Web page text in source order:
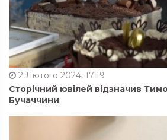
2 Лютого 2024, 17:19
Сторічний ювілей відзначив
Бучаччини